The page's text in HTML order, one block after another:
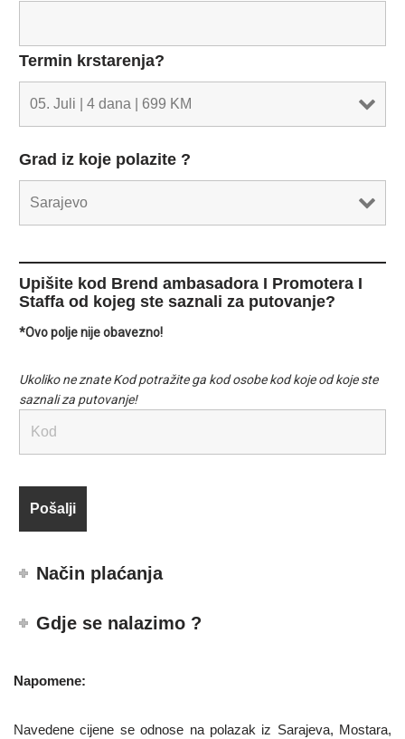
Termin krstarenja?
Grad iz koje polazite ?
Upišite kod Brend ambasadora I Promotera I
Staffa od kojeg ste saznali za putovanje?
*Ovo polje nije obavezno!
Ukoliko ne znate Kod potražite ga kod osobe kod koje od koje ste
saznali za putovanje!
Način plaćanja
Gdje se nalazimo ?
Napomene:
Navedene cijene se odnose na polazak iz Sarajeva, Mostara,